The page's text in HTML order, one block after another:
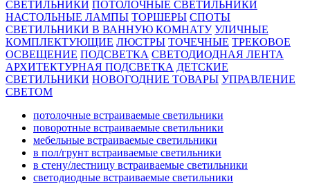
СВЕТИЛЬНИКИ ПОТОЛОЧНЫЕ СВЕТИЛЬНИКИ
НАСТОЛЬНЫЕ ЛАМПЫ ТОРШЕРЫ СПОТЫ
СВЕТИЛЬНИКИ В ВАННУЮ КОМНАТУ УЛИЧНЫЕ
КОМПЛЕКТУЮЩИЕ ЛЮСТРЫ ТОЧЕЧНЫЕ ТРЕКОВОЕ
ОСВЕЩЕНИЕ ПОДСВЕТКА СВЕТОДИОДНАЯ ЛЕНТА
АРХИТЕКТУРНАЯ ПОДСВЕТКА ДЕТСКИЕ
СВЕТИЛЬНИКИ НОВОГОДНИЕ ТОВАРЫ УПРАВЛЕНИЕ
СВЕТОМ
потолочные встраиваемые светильники
поворотные встраиваемые светильники
мебельные встраиваемые светильники
в пол/грунт встраиваемые светильники
в стену/лестницу встраиваемые светильники
светодиодные встраиваемые светильники